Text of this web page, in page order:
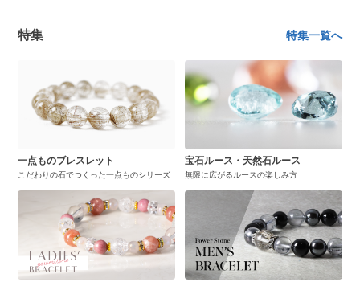
特集 特集一覧へ
一点ものブレスレット
こだわりの石でつくった一点ものシリーズ
宝石ルース・天然石ルース
無限に広がるルースの楽しみ方